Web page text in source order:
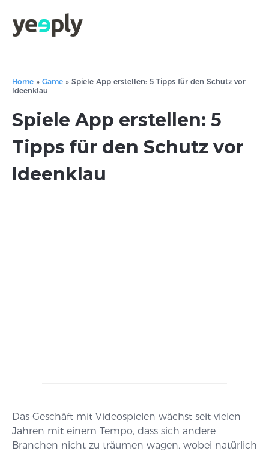
Home » Game » Spiele App erstellen: 5 Tipps für den Schutz vor
Ideenklau
Spiele App erstellen: 5
Tipps für den Schutz vor
Ideenklau
Das Geschäft mit Videospielen wächst seit vielen
Jahren mit einem Tempo, dass sich andere
Branchen nicht zu träumen wagen, wobei natürlich